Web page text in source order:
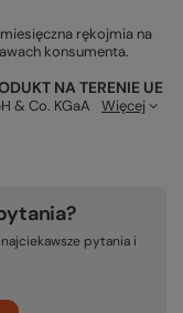
rękojmia na
konsumenta.
NA TERENIE UE
& Co. KGaA Więcej
pytania i